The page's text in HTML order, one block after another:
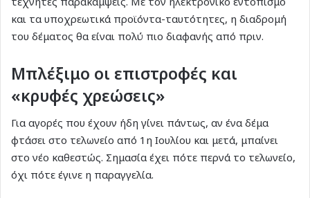
και τα υποχρεωτικά προϊόντα-ταυτότητες, η διαδρομή
του δέματος θα είναι πολύ πιο διαφανής από πριν.
Μπλέξιμο οι επιστροφές και
«κρυφές χρεώσεις»
Για αγορές που έχουν ήδη γίνει πάντως, αν ένα δέμα
φτάσει στο τελωνείο από 1η Ιουλίου και μετά, μπαίνει
στο νέο καθεστώς. Σημασία έχει πότε περνά το τελωνείο,
όχι πότε έγινε η παραγγελία.